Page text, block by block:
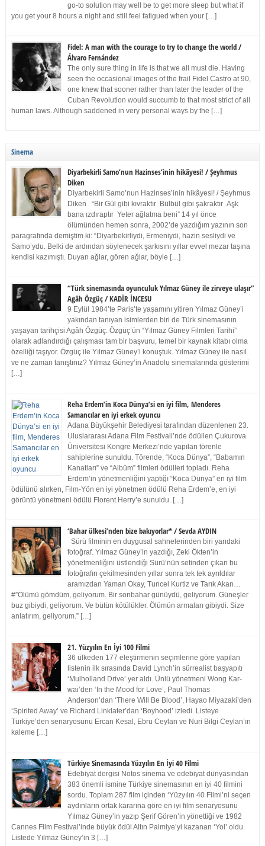
go-to solution may well be to get more sleep but what if
you get your 8 hours a night and still feel fatigued when your […]
Fidel: A man with the courage to try to change the world /
Álvaro Fernández
The only sure thing in life is that we all must die. Having
seen the occasional images of the frail Fidel Castro at 90,
one knew that sooner rather than later the leader of the
Cuban Revolution would succumb to that most strict of all
human laws. Although saddened in very personal ways by the […]
Sinema
Diyarbekirli Samo’nun Hazinses’inin hikâyesi! / Şeyhmus
Diken
Diyarbekirli Samo’nun Hazinses’inin hikâyesi! / Şeyhmus
Diken “Bir Gül gibi kıvraktır Bülbül gibi şakraktır Aşk
bana ızdıraptır Yeter ağlatma beni” 14 yıl önce
ölümünden hemen sonra, 2002’de yazdığım yazının son
paragrafında demiştim ki: “Diyarbekirliydi, Ermeniydi, hazin sesliydi ve
Samo’ydu. Belki de ardından söylenecek şarkısını yıllar evvel mezar taşına
kendisi kazımıştı. Duyan ağlar, gören ağlar, böyle […]
“Türk sinemasında oyunculuk Yılmaz Güney ile zirveye ulaşır”
Agâh Özgüç / KADİR İNCESU
9 Eylül 1984’te Paris’te yaşamını yitiren Yılmaz Güney’i
yakından tanıyan isimlerden biri de Türk sinemasının
yaşayan tarihçisi Agâh Özgüç. Özgüç’ün “Yılmaz Güney Filmleri Tarihi”
olarak adlandırdığı çalışması tam bir başvuru, temel bir kaynak kitabı olma
özelliği taşıyor. Özgüç ile Yılmaz Güney’i konuştuk. Yılmaz Güney ile nasıl
ve ne zaman tanıştınız? Yılmaz Güney’in Anadolu sinemalarında gösterimi
[…]
Reha Erdem’in Koca Dünya’si en iyi film, Menderes
Samancılar en iyi erkek oyuncu
Adana Büyükşehir Belediyesi tarafından düzenlenen 23.
Uluslararası Adana Film Festivali’nde ödüllen Çukurova
Üniversitesi Kongre Merkezi’nde yapılan törenle
sahiplerine sunuldu. Törende, “Koca Dünya”, “Babamın
Kanatları” ve “Albüm” filmleri ödülleri topladı. Reha
Erdem’in yönetmenliğini yaptığı “Koca Dünya” en iyi film
ödülünü alırken, Film-Yön en iyi yönetmen ödülü Reha Erdem’e, en iyi
görüntü yönetmeni ödülü Florent Herry’e sunuldu. […]
‘Bahar ülkesi’nden bize bakıyorlar* / Sevda AYDIN
Sürü filminin en duygusal sahnelerinden biri yandaki
fotoğraf. Yılmaz Güney’in yazdığı, Zeki Ökten’in
yönetmenliğini üstlendiği Sürü’nün setinden çıkan bu
fotoğrafın çekilmesinden yıllar sonra tek tek ayrıldılar
aramızdan Yaman Okay, Tuncel Kurtiz ve Tarık Akan…
#”Ölümü gömdüm, geliyorum. Bir sonbahar günüydü, geliyorum. Güneşler
buz gibiydi, geliyorum. Ve bütün kötülükler. Ölümün armaları gibiydi. Size
anlatırım, geliyorum.” […]
21. Yüzyılın En İyi 100 Filmi
36 ülkeden 177 eleştirmenin seçimlerine göre yapılan
listenin ilk sırasında David Lynch’in sürrealist başyapıtı
‘Mulholland Drive’ yer aldı. Ünlü yönetmeni Wong Kar-
wai’den ‘In the Mood for Love’, Paul Thomas
Anderson’dan ‘There Will Be Blood’, Hayao Miyazaki’den
‘Spirited Away’ ve Richard Linklater’dan ‘Boyhood’ izledi. Listeye
Türkiye’den senaryosunu Ercan Kesal, Ebru Ceylan ve Nuri Bilgi Ceylan’ın
kaleme […]
Türkiye Sinemasında Yüzyılın En İyi 40 Filmi
Edebiyat dergisi Notos sinema ve edebiyat dünyasından
383 önemli ismine Türkiye sinemasının en iyi 40 filmini
sordu. Toplam 287 film içinden ‘Yüzyılın 40 Filmi’ni seçen
aydınların ortak kararına göre en iyi film senaryosunu
Yılmaz Güney’in yazıp Şerif Gören’in yönettiği ve 1982
Cannes Film Festival’inde büyük ödül Altın Palmiye’yi kazanan ‘Yol’ oldu.
Listede Yılmaz Güney’in 3 […]